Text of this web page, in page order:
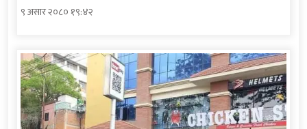
९ असार २०८० १९:४२